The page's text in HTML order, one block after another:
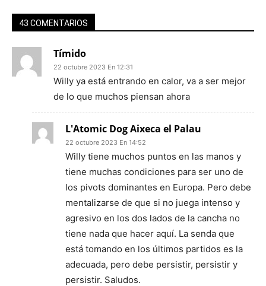
43 COMENTARIOS
Tímido
22 octubre 2023 En 12:31
Willy ya está entrando en calor, va a ser mejor
de lo que muchos piensan ahora
L'Atomic Dog Aixeca el Palau
22 octubre 2023 En 14:52
Willy tiene muchos puntos en las manos y
tiene muchas condiciones para ser uno de
los pivots dominantes en Europa. Pero debe
mentalizarse de que si no juega intenso y
agresivo en los dos lados de la cancha no
tiene nada que hacer aquí. La senda que
está tomando en los últimos partidos es la
adecuada, pero debe persistir, persistir y
persistir. Saludos.